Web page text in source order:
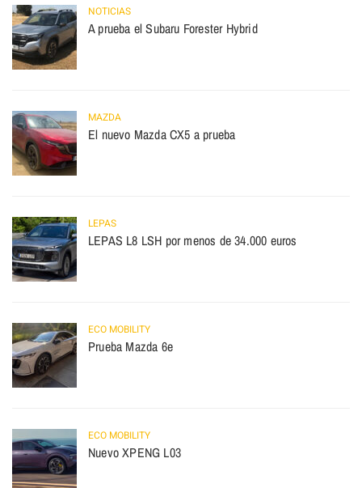
NOTICIAS
A prueba el Subaru Forester Hybrid
MAZDA
El nuevo Mazda CX5 a prueba
LEPAS
LEPAS L8 LSH por menos de 34.000 euros
ECO MOBILITY
Prueba Mazda 6e
ECO MOBILITY
Nuevo XPENG L03